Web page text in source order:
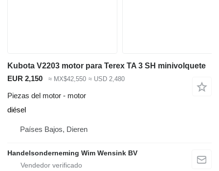
Kubota V2203 motor para Terex TA 3 SH minivolquete
EUR 2,150
≈ MX$42,550 ≈ USD 2,480
Piezas del motor - motor
diésel
Países Bajos, Dieren
Handelsonderneming Wim Wensink BV